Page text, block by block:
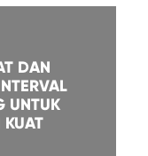
DAN
UNTUK
KUAT